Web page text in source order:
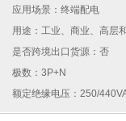
应用场景：终端配电
用途：工业、商业、高层
是否跨境出口货源：否
极数：3P+N
额定绝缘电压：250/